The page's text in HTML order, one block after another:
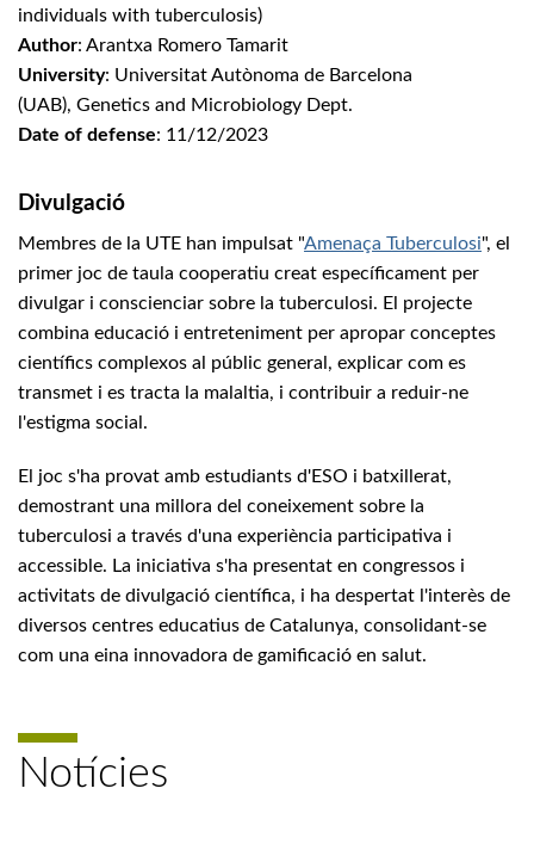
individuals with tuberculosis)
Author: Arantxa Romero Tamarit
University: Universitat Autònoma de Barcelona
(UAB), Genetics and Microbiology Dept.
Date of defense: 11/12/2023
Divulgació
Membres de la UTE han impulsat "Amenaça Tuberculosi", el
primer joc de taula cooperatiu creat específicament per
divulgar i conscienciar sobre la tuberculosi. El projecte
combina educació i entreteniment per apropar conceptes
científics complexos al públic general, explicar com es
transmet i es tracta la malaltia, i contribuir a reduir-ne
l'estigma social.
El joc s'ha provat amb estudiants d'ESO i batxillerat,
demostrant una millora del coneixement sobre la
tuberculosi a través d'una experiència participativa i
accessible. La iniciativa s'ha presentat en congressos i
activitats de divulgació científica, i ha despertat l'interès de
diversos centres educatius de Catalunya, consolidant-se
com una eina innovadora de gamificació en salut.
Notícies